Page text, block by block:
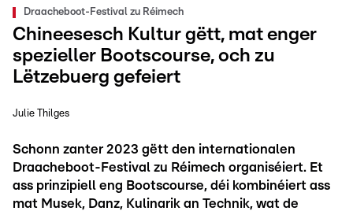
Draacheboot-Festival zu Réimech
Chineesesch Kultur gëtt, mat enger
spezieller Bootscourse, och zu
Lëtzebuerg gefeiert
Julie Thilges
Schonn zanter 2023 gëtt den internationalen
Draacheboot-Festival zu Réimech organiséiert. Et
ass prinzipiell eng Bootscourse, déi kombinéiert ass
mat Musek, Danz, Kulinarik an Technik, wat de